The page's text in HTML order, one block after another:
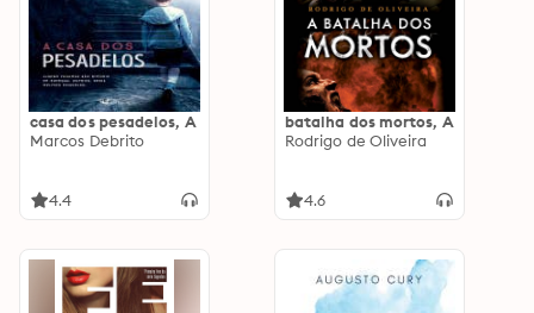
casa dos pesadelos, A
Marcos Debrito
4.4
batalha dos mortos, A
Rodrigo de Oliveira
4.6